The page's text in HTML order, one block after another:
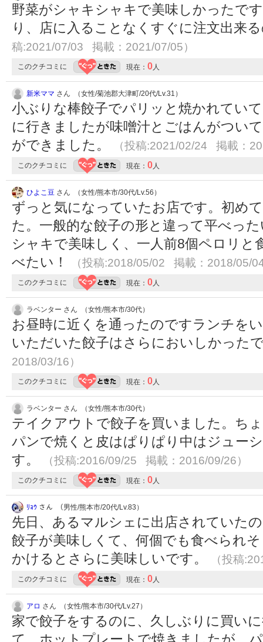
野菜がシャキシャキで美味しかったで
り、店に入ることなくすぐに注文出来
稿:2021/07/03 掲載：2021/07/05）
このクチコミに 現在： 0人
新米ママ さん （女性/菊池郡大津町/20代/Lv.31）
小ぶりな棒餃子でパリッと焼かれてい
に行きましたが味噌汁とごはんがつい
ができました。
（投稿:2021/02/24 掲載：
このクチコミに 現在： 0人
ひよこ豆 さん （女性/熊本市/30代/Lv.56）
ずっと気になっていたお店です。初め
た。一般的な餃子の形と違って平べっ
シャキで美味しく、一人前8個ペロリ
べたい！
（投稿:2018/05/02 掲載：2018/05/
このクチコミに 現在： 0人
ラベンター さん （女性/熊本市/30代）
お昼時に近くを通ったのですランチを
いただいた餃子はさらにおいしかった
2018/03/16）
このクチコミに 現在： 0人
ラベンター さん （女性/熊本市/30代）
テイクアウトで餃子を買いました。ち
パンで焼くと皮はぱりぱり中はジュー
す。
（投稿:2016/09/25 掲載：2016/09/26）
このクチコミに 現在： 0人
ﾘｮｳ さん （男性/熊本市/20代/Lv.83）
先日、あるマルシェに出店されていた
餃子が美味しくて、何個でも食べられ
かけるとさらに美味しいです。
（投稿
このクチコミに 現在： 0人
アロ さん （女性/熊本市/30代/Lv.27）
家で餃子をするのに、久しぶりに買い